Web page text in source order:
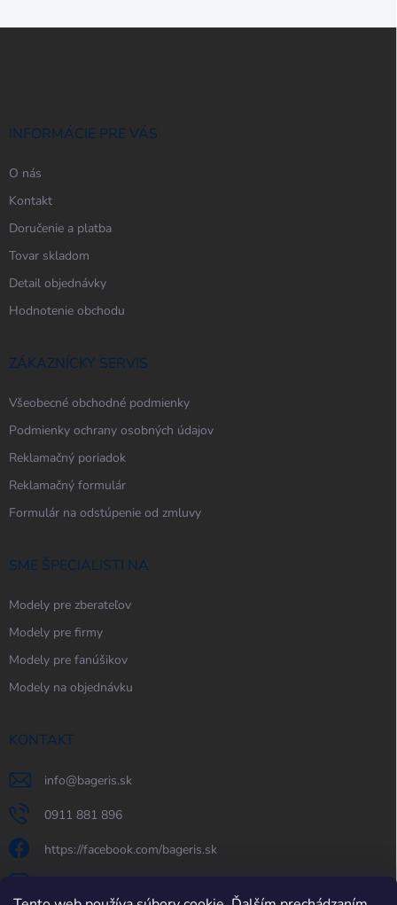
Z
INFORMÁCIE PRE VÁS
O nás
Kontakt
Doručenie a platba
Tovar skladom
Detail objednávky
Hodnotenie obchodu
ZÁKAZNÍCKY SERVIS
Všeobecné obchodné podmienky
Podmienky ochrany osobných údajov
Reklamačný poriadok
Reklamačný formulár
Formulár na odstúpenie od zmluvy
SME ŠPECIALISTI NA
Modely pre zberateľov
Modely pre firmy
Modely pre fanúšikov
Modely na objednávku
KONTAKT
info@bageris.sk
0911 881 896
https://facebook.com/bageris.sk